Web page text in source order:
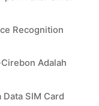
Recognition
Adalah
SIM Card